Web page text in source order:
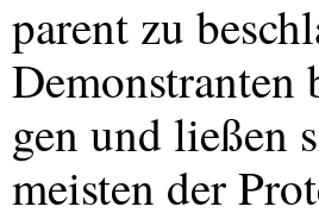
parent zu
gen und ließen
meisten der